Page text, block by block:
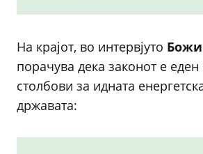
На крајот, во интервјуто
порачува дека законот е
столбови за идната
државата: